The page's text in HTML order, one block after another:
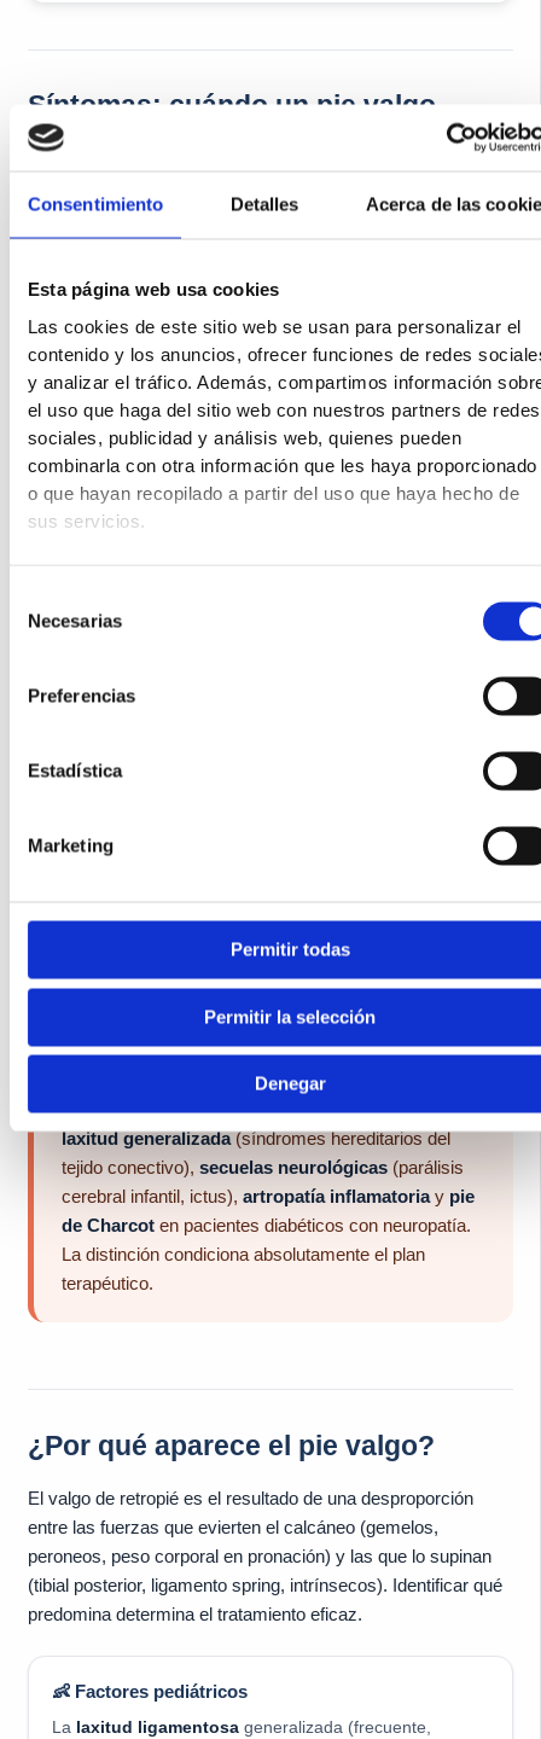
Consentimiento Detalles Acerca de las
Esta página web usa cookies
Las cookies de este sitio web se usan para personalizar el
contenido y los anuncios, ofrecer funciones de redes
y analizar el tráfico. Además, compartimos información
el uso que haga del sitio web con nuestros partners de redes
sociales, publicidad y análisis web, quienes pueden
combinarla con otra información que les haya proporcionado
o que hayan recopilado a partir del uso que haya hecho de
sus servicios.
Necesarias
Preferencias
Estadística
Marketing
Permitir todas
Permitir la selección
Denegar
Síntomas: cuándo un pie valgo
necesita tratamiento
desde atrás (calcáneo inclinado hacia la línea media).
Caída del arco interno en bipedestación, con
normalización al ponerse de puntillas.
Signo de los muchos dedos visibles: tres o más
dedos sobresalen por fuera del talón vistos desde
atrás (en lugar de uno o dos).
tendón tibial posterior tras caminata prolongada.
descompensación de la cadena cinética ascendente.
andar más de 30–45 minutos.
⚠️ Diagnóstico diferencial.No todo valgo se trata
igual. Hay que descartarcoalición tarsianaen niños
con pie valgo rígido y doloroso,disfunción del tibial
posteriorcon sus distintos estadios en adultos,
laxitud generalizada(síndromes hereditarios del
tejido conectivo), secuelas neurológicas(parálisis
cerebral infantil, ictus), artropatía inflamatoriay pie
de Charcoten pacientes diabéticos con neuropatía.
La distinción condiciona absolutamente el plan
terapéutico.
¿Por qué aparece el pie valgo?
El valgo de retropié es el resultado de una desproporción
entre las fuerzas que evierten el calcáneo (gemelos,
peroneos, peso corporal en pronación) y las que lo supinan
(tibial posterior, ligamento spring, intrínsecos). Identificar qué
predomina determina el tratamiento eficaz.
👶 Factores pediátricos
La laxitud ligamentosageneralizada (frecuente,